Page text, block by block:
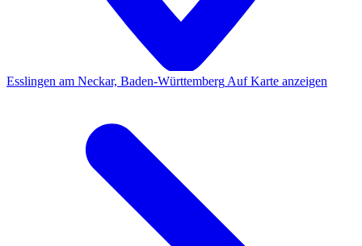
Esslingen am Neckar, Baden-Württemberg Auf Karte anzeigen